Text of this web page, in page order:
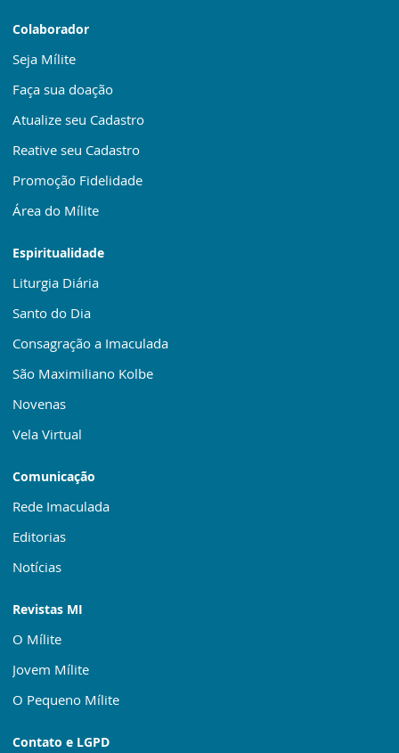
Colaborador
Seja Mílite
Faça sua doação
Atualize seu Cadastro
Reative seu Cadastro
Promoção Fidelidade
Área do Mílite
Espiritualidade
Liturgia Diária
Santo do Dia
Consagração a Imaculada
São Maximiliano Kolbe
Novenas
Vela Virtual
Comunicação
Rede Imaculada
Editorias
Notícias
Revistas MI
O Mílite
Jovem Mílite
O Pequeno Mílite
Contato e LGPD